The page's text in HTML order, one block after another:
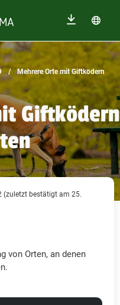
Mehrere Orte mit Giftködern
Giftködern
(zuletzt bestätigt am 25.
von Orten, an denen